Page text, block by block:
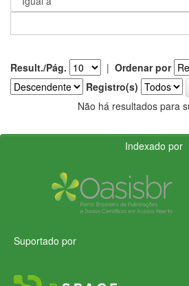
Result./Pág. | Ordenar por
Registro(s)
Não há resultados para
Indexado por
Suportado por